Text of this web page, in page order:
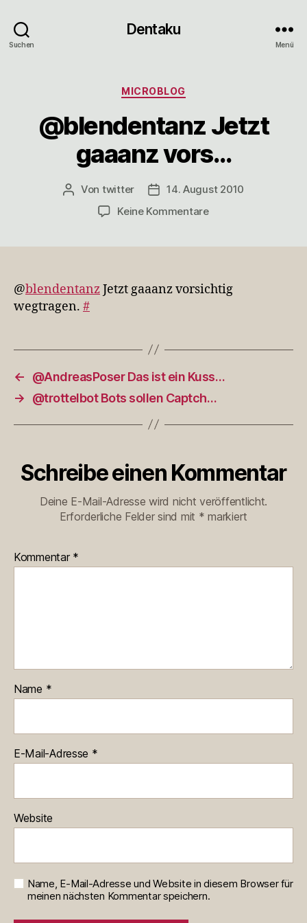
Suchen
Dentaku
Menü
Kategorien
MICROBLOG
@blendentanz Jetzt
gaaanz vors…
Beitragsautor
Von twitter Veröffentlichungsdatum
14. August 2010
Keine Kommentarezu
@blendentanzJetzt gaaanz vorsichtig
wegtragen. #
←
@AndreasPoser Das ist ein Kuss…
→
@trottelbot Bots sollen Captch…
Schreibe einen Kommentar
Deine E-Mail-Adresse wird nicht veröffentlicht.
Erforderliche Felder sind mit * markiert
Kommentar *
Name *
E-Mail-Adresse *
Website
Name, E-Mail-Adresse und Website in diesem Browser für
meinen nächsten Kommentar speichern.